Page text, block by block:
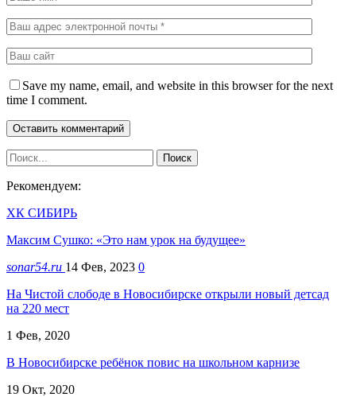
Save my name, email, and website in this browser for the next
time I comment.
Рекомендуем:
ХК СИБИРЬ
Максим Сушко: «Это нам урок на будущее»
sonar54.ru 14 Фев, 2023 0
На Чистой слободе в Новосибирске открыли новый детсад
на 220 мест
1 Фев, 2020
В Новосибирске ребёнок повис на школьном карнизе
19 Окт, 2020